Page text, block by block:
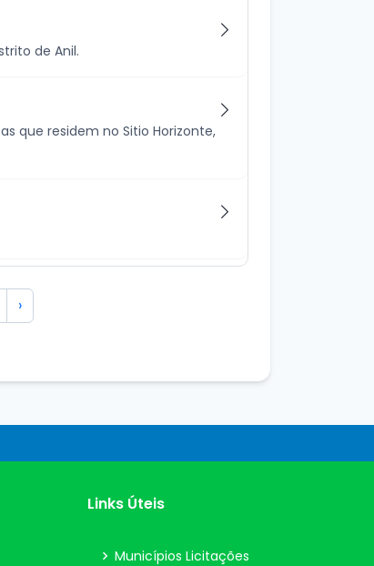
de Anil.
que residem no Sitio Horizonte,
›
Links Úteis
Municípios Licitações